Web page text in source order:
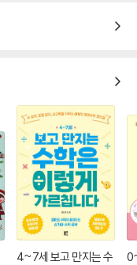
4~7세 보고 만지는 수